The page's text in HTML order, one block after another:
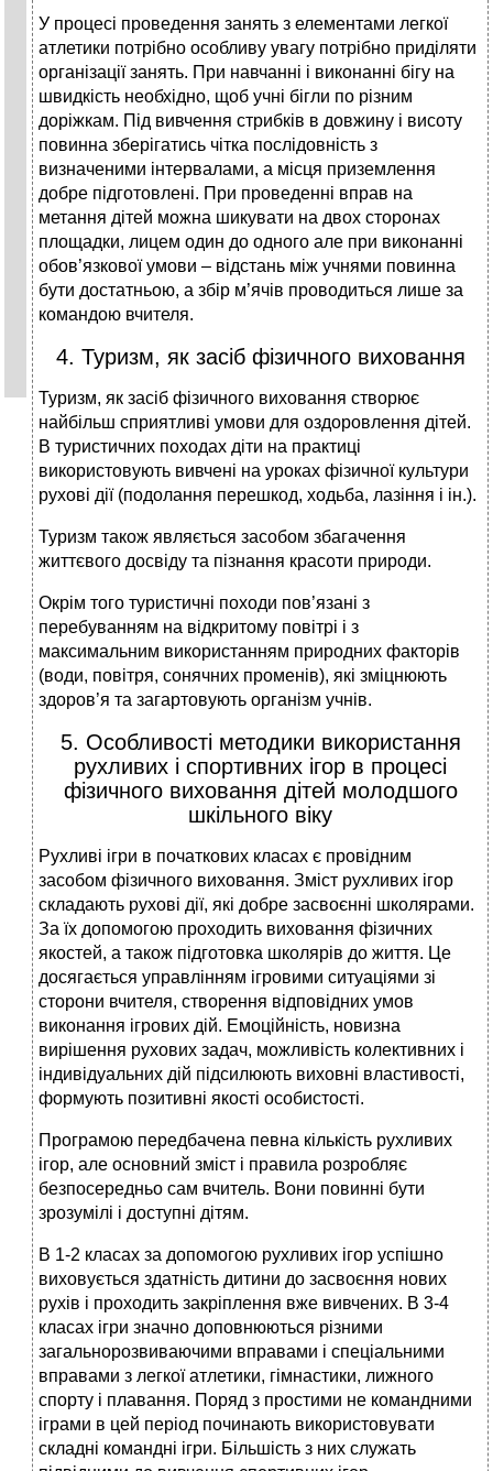
У процесі проведення занять з елементами легкої
атлетики потрібно особливу увагу потрібно приділяти
організації занять. При навчанні і виконанні бігу на
швидкість необхідно, щоб учні бігли по різним
доріжкам. Під вивчення стрибків в довжину і висоту
повинна зберігатись чітка послідовність з
визначеними інтервалами, а місця приземлення
добре підготовлені. При проведенні вправ на
метання дітей можна шикувати на двох сторонах
площадки, лицем один до одного але при виконанні
обов’язкової умови – відстань між учнями повинна
бути достатньою, а збір м’ячів проводиться лише за
командою вчителя.
4. Туризм, як засіб фізичного виховання
Туризм, як засіб фізичного виховання створює
найбільш сприятливі умови для оздоровлення дітей.
В туристичних походах діти на практиці
використовують вивчені на уроках фізичної культури
рухові дії (подолання перешкод, ходьба, лазіння і ін.).
Туризм також являється засобом збагачення
життєвого досвіду та пізнання красоти природи.
Окрім того туристичні походи пов’язані з
перебуванням на відкритому повітрі і з
максимальним використанням природних факторів
(води, повітря, сонячних променів), які зміцнюють
здоров’я та загартовують організм учнів.
5. Особливості методики використання
рухливих і спортивних ігор в процесі
фізичного виховання дітей молодшого
шкільного віку
Рухливі ігри в початкових класах є провідним
засобом фізичного виховання. Зміст рухливих ігор
складають рухові дії, які добре засвоєнні школярами.
За їх допомогою проходить виховання фізичних
якостей, а також підготовка школярів до життя. Це
досягається управлінням ігровими ситуаціями зі
сторони вчителя, створення відповідних умов
виконання ігрових дій. Емоційність, новизна
вирішення рухових задач, можливість колективних і
індивідуальних дій підсилюють виховні властивості,
формують позитивні якості особистості.
Програмою передбачена певна кількість рухливих
ігор, але основний зміст і правила розробляє
безпосередньо сам вчитель. Вони повинні бути
зрозумілі і доступні дітям.
В 1-2 класах за допомогою рухливих ігор успішно
виховується здатність дитини до засвоєння нових
рухів і проходить закріплення вже вивчених. В 3-4
класах ігри значно доповнюються різними
загальнорозвиваючими вправами і спеціальними
вправами з легкої атлетики, гімнастики, лижного
спорту і плавання. Поряд з простими не командними
іграми в цей період починають використовувати
складні командні ігри. Більшість з них служать